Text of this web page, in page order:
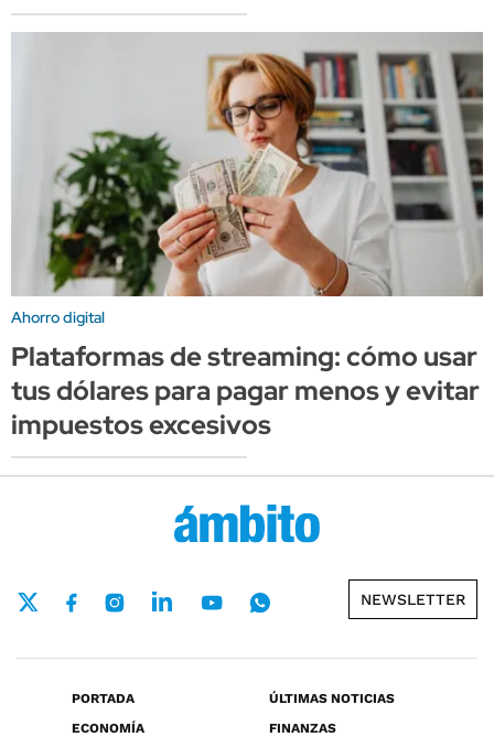
Ahorro digital
Plataformas de streaming: cómo usar
tus dólares para pagar menos y evitar
impuestos excesivos
NEWSLETTER
PORTADA
ÚLTIMAS NOTICIAS
ECONOMÍA
FINANZAS